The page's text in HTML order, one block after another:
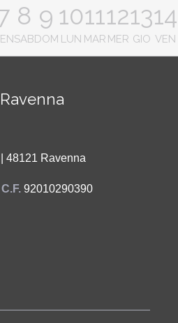
8
SAB
9
DOM
10
LUN
11
MAR
12
MER
13
GIO
14
VEN
48121 Ravenna
C.F. 92010290390